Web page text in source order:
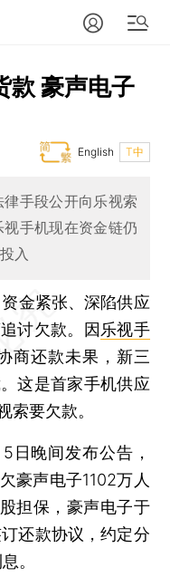
款 豪声电子
T中
English
手段公开向乐视索
手机现在资金链仍
入
资金紧张、深陷供应
讨欠款。因 乐视手
商还款未果，新三
这是首家手机供应
索要欠款。
晚间发布公告，
豪声电子1102万人
担保，豪声电子于
还款协议，约定分
。